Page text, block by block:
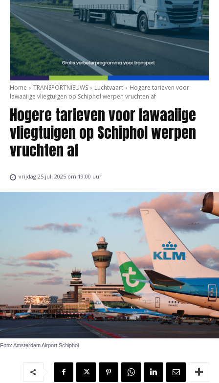
Home TRANSPORTNIEUWS Luchtvaart
Hogere tarieven voor
lawaaiige vliegtuigen op Schiphol werpen vruchten af
Hogere tarieven voor lawaaiige
vliegtuigen op Schiphol werpen
vruchten af
vrijdag 25 juli 2025 om 19:00 uur
Foto: Amsterdam Airport Schiphol